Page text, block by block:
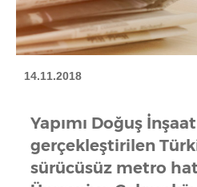
14.11.2018
Yapımı Doğuş
gerçekleştirilen
sürücüsüz metro